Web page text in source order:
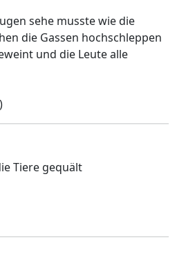
sehe musste wie die
die Gassen hochschleppen
und die Leute alle
Tiere gequält